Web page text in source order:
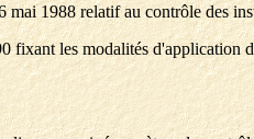
mai 1988 relatif au contrôle des
fixant les modalités d'application